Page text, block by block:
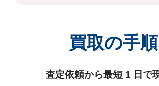
買取の手順
査定依頼から最短 1 日で